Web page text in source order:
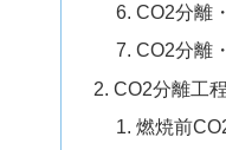
CO2分離
CO2分離
CO2分離工程
燃焼前